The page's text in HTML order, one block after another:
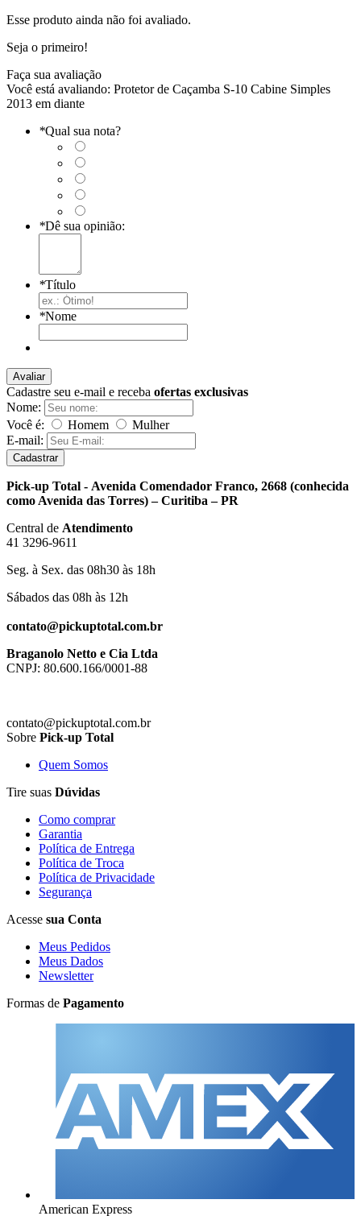
Esse produto ainda não foi avaliado.
Seja o primeiro!
Faça sua avaliação
Você está avaliando: Protetor de Caçamba S-10 Cabine Simples
2013 em diante
*Qual sua nota?
*Dê sua opinião:
*Título
*Nome
Avaliar
Cadastre seu e-mail e receba ofertas exclusivas
Nome:
Você é:
Homem
Mulher
E-mail:
Cadastrar
Pick-up Total - Avenida Comendador Franco, 2668 (conhecida
como Avenida das Torres) – Curitiba – PR
Central de Atendimento
41 3296-9611
Seg. à Sex. das 08h30 às 18h
Sábados das 08h às 12h
contato@pickuptotal.com.br
Braganolo Netto e Cia Ltda
CNPJ: 80.600.166/0001-88
contato@pickuptotal.com.br
Sobre Pick-up Total
Quem Somos
Tire suas Dúvidas
Como comprar
Garantia
Política de Entrega
Política de Troca
Política de Privacidade
Segurança
Acesse sua Conta
Meus Pedidos
Meus Dados
Newsletter
Formas de Pagamento
American Express